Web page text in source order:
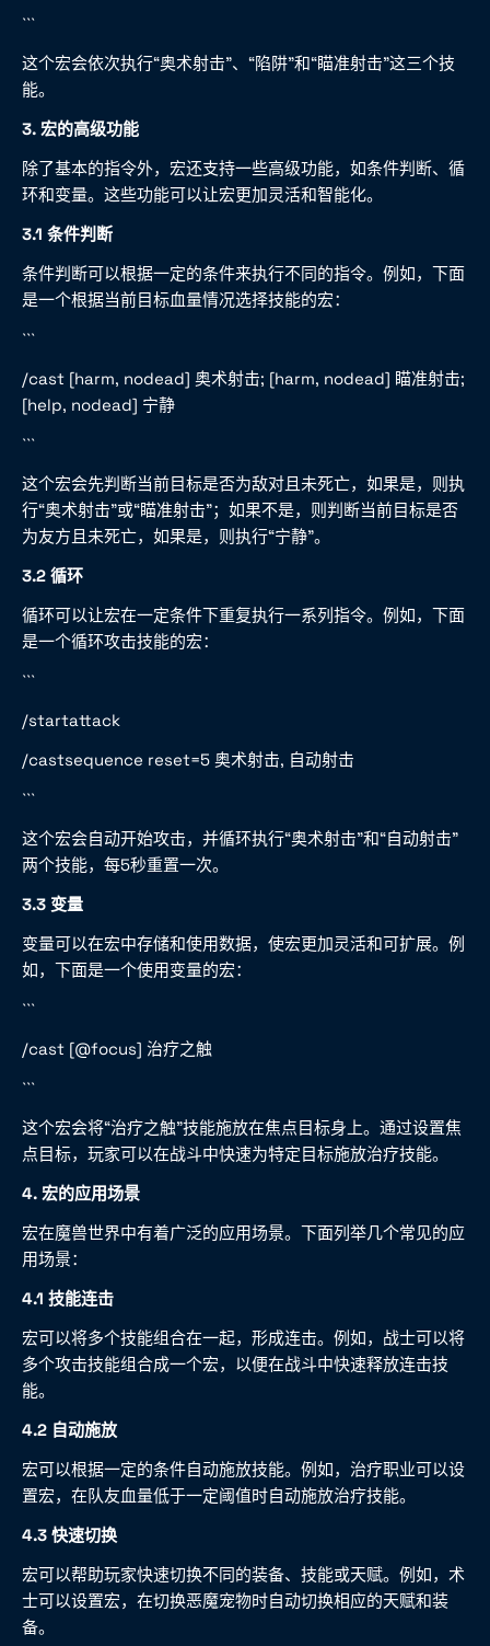
```
这个宏会依次执行“奥术射击”、“陷阱”和“瞄准射击”这三个技
能。
3. 宏的高级功能
除了基本的指令外，宏还支持一些高级功能，如条件判断、循
环和变量。这些功能可以让宏更加灵活和智能化。
3.1 条件判断
条件判断可以根据一定的条件来执行不同的指令。例如，下面
是一个根据当前目标血量情况选择技能的宏：
```
/cast [harm, nodead] 奥术射击; [harm, nodead] 瞄准射击;
[help, nodead] 宁静
```
这个宏会先判断当前目标是否为敌对且未死亡，如果是，则执
行“奥术射击”或“瞄准射击”；如果不是，则判断当前目标是否
为友方且未死亡，如果是，则执行“宁静”。
3.2 循环
循环可以让宏在一定条件下重复执行一系列指令。例如，下面
是一个循环攻击技能的宏：
```
/startattack
/castsequence reset=5 奥术射击, 自动射击
```
这个宏会自动开始攻击，并循环执行“奥术射击”和“自动射击”
两个技能，每5秒重置一次。
3.3 变量
变量可以在宏中存储和使用数据，使宏更加灵活和可扩展。例
如，下面是一个使用变量的宏：
```
/cast [@focus] 治疗之触
```
这个宏会将“治疗之触”技能施放在焦点目标身上。通过设置焦
点目标，玩家可以在战斗中快速为特定目标施放治疗技能。
4. 宏的应用场景
宏在魔兽世界中有着广泛的应用场景。下面列举几个常见的应
用场景：
4.1 技能连击
宏可以将多个技能组合在一起，形成连击。例如，战士可以将
多个攻击技能组合成一个宏，以便在战斗中快速释放连击技
能。
4.2 自动施放
宏可以根据一定的条件自动施放技能。例如，治疗职业可以设
置宏，在队友血量低于一定阈值时自动施放治疗技能。
4.3 快速切换
宏可以帮助玩家快速切换不同的装备、技能或天赋。例如，术
士可以设置宏，在切换恶魔宠物时自动切换相应的天赋和装
备。